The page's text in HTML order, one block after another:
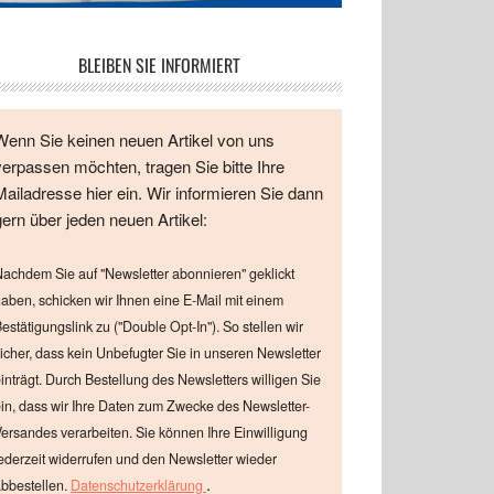
BLEIBEN SIE INFORMIERT
Sie keinen neuen Artikel von uns
möchten, tragen Sie bitte Ihre
hier ein. Wir informieren Sie dann
über jeden neuen Artikel:
Sie auf "Newsletter abonnieren" geklickt
schicken wir Ihnen eine E-Mail mit einem
zu ("Double Opt-In"). So stellen wir
dass kein Unbefugter Sie in unseren Newsletter
Durch Bestellung des Newsletters willigen Sie
dass wir Ihre Daten zum Zwecke des Newsletter-
verarbeiten. Sie können Ihre Einwilligung
widerrufen und den Newsletter wieder
Datenschutzerklärung .